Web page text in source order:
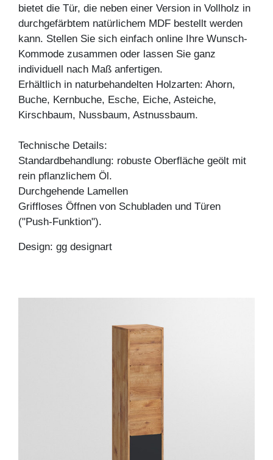
bietet die Tür, die neben einer Version in Vollholz in
durchgefärbtem natürlichem MDF bestellt werden
kann. Stellen Sie sich einfach online Ihre Wunsch-
Kommode zusammen oder lassen Sie ganz
individuell nach Maß anfertigen.
Erhältlich in naturbehandelten Holzarten: Ahorn,
Buche, Kernbuche, Esche, Eiche, Asteiche,
Kirschbaum, Nussbaum, Astnussbaum.
Technische Details:
Standardbehandlung: robuste Oberfläche geölt mit
rein pflanzlichem Öl.
Durchgehende Lamellen
Griffloses Öffnen von Schubladen und Türen
("Push-Funktion").
Design: gg designart